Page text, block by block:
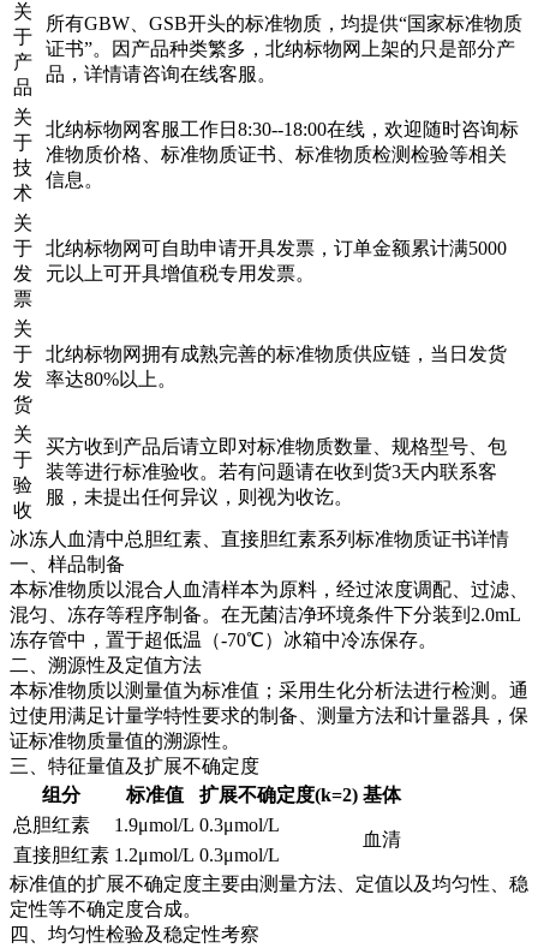
关
于
产
品
所有GBW、GSB开头的标准物质，均提供“国家标准物质
证书”。因产品种类繁多，北纳标物网上架的只是部分产
品，详情请咨询在线客服。
关
于
技
术
北纳标物网客服工作日8:30--18:00在线，欢迎随时咨询标
准物质价格、标准物质证书、标准物质检测检验等相关
信息。
关
于
发
票
北纳标物网可自助申请开具发票，订单金额累计满5000
元以上可开具增值税专用发票。
关
于
发
货
北纳标物网拥有成熟完善的标准物质供应链，当日发货
率达80%以上。
关
于
验
收
买方收到产品后请立即对标准物质数量、规格型号、包
装等进行标准验收。若有问题请在收到货3天内联系客
服，未提出任何异议，则视为收讫。
冰冻人血清中总胆红素、直接胆红素系列标准物质证书详情
一、样品制备
本标准物质以混合人血清样本为原料，经过浓度调配、过滤、
混匀、冻存等程序制备。在无菌洁净环境条件下分装到2.0mL
冻存管中，置于超低温（-70℃）冰箱中冷冻保存。
二、溯源性及定值方法
本标准物质以测量值为标准值；采用生化分析法进行检测。通
过使用满足计量学特性要求的制备、测量方法和计量器具，保
证标准物质量值的溯源性。
三、特征量值及扩展不确定度
组分
标准值 扩展不确定度(k=2) 基体
总胆红素
1.9μmol/L 0.3μmol/L
血清
直接胆红素 1.2μmol/L 0.3μmol/L
标准值的扩展不确定度主要由测量方法、定值以及均匀性、稳
定性等不确定度合成。
四、均匀性检验及稳定性考察